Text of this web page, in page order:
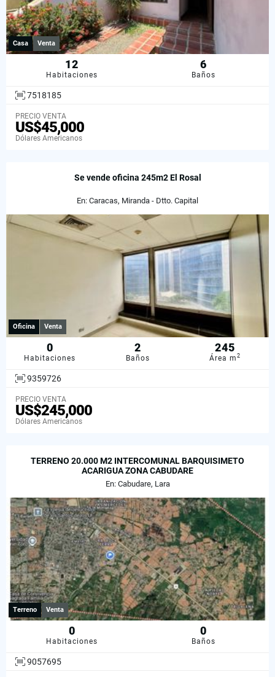
Casa Venta
12
Habitaciones
6
Baños
7518185
PRECIO VENTA
US$45,000
Dólares Americanos
Se vende oficina 245m2 El Rosal
En: Caracas, Miranda - Dtto. Capital
Oficina Venta
0
Habitaciones
2
Baños
245
Área m2
9359726
PRECIO VENTA
US$245,000
Dólares Americanos
TERRENO 20.000 M2 INTERCOMUNAL BARQUISIMETO
ACARIGUA ZONA CABUDARE
En: Cabudare, Lara
Terreno Venta
0
Habitaciones
0
Baños
9057695